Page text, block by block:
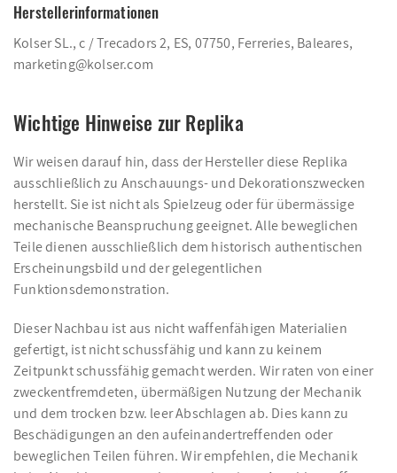
Herstellerinformationen
Kolser SL., c / Trecadors 2, ES, 07750, Ferreries, Baleares,
marketing@kolser.com
Wichtige Hinweise zur Replika
Wir weisen darauf hin, dass der Hersteller diese Replika
ausschließlich zu Anschauungs- und Dekorationszwecken
herstellt. Sie ist nicht als Spielzeug oder für übermässige
mechanische Beanspruchung geeignet. Alle beweglichen
Teile dienen ausschließlich dem historisch authentischen
Erscheinungsbild und der gelegentlichen
Funktionsdemonstration.
Dieser Nachbau ist aus nicht waffenfähigen Materialien
gefertigt, ist nicht schussfähig und kann zu keinem
Zeitpunkt schussfähig gemacht werden. Wir raten von einer
zweckentfremdeten, übermäßigen Nutzung der Mechanik
und dem trocken bzw. leer Abschlagen ab. Dies kann zu
Beschädigungen an den aufeinandertreffenden oder
beweglichen Teilen führen. Wir empfehlen, die Mechanik